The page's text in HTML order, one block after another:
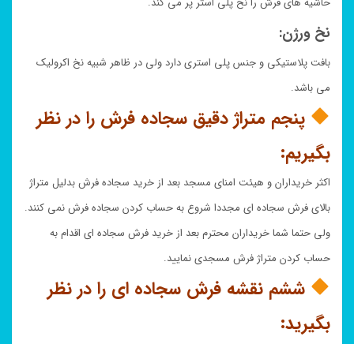
نخ ورژن:
بافت پلاستیکی و جنس پلی استری دارد ولی در ظاهر شبیه نخ اکرولیک
می باشد.
پنجم متراژ دقیق سجاده فرش را در نظر
بگیریم:
اکثر خریداران و هیئت امنای مسجد بعد از خرید سجاده فرش بدلیل متراژ
بالای فرش سجاده ای مجددا شروع به حساب کردن سجاده فرش نمی کنند.
ولی حتما شما خریداران محترم بعد از خرید فرش سجاده ای اقدام به
حساب کردن متراژ فرش مسجدی نمایید.
ششم نقشه فرش سجاده ای را در نظر
بگیرید: